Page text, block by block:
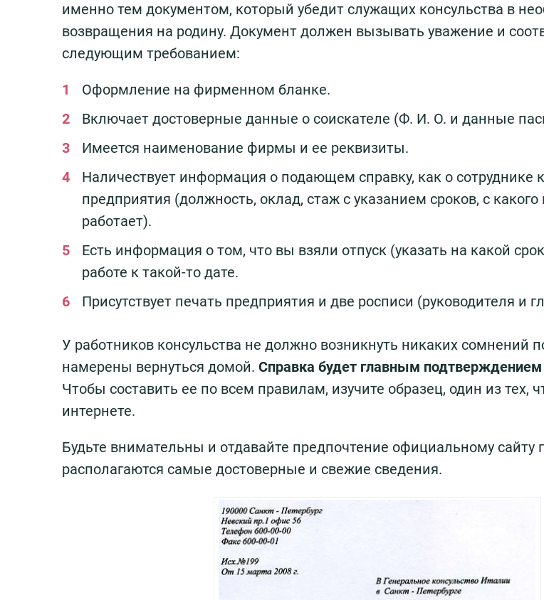
именно тем документом, который убедит служащих консульства в
возвращения на родину. Документ должен вызывать уважение и
следующим требованием:
Оформление на фирменном бланке.
Включает достоверные данные о соискателе (Ф. И. О. и данные
Имеется наименование фирмы и ее реквизиты.
Наличествует информация о подающем справку, как о сотруднике
предприятия (должность, оклад, стаж с указанием сроков, с
работает).
Есть информация о том, что вы взяли отпуск (указать на какой
работе к такой-то дате.
Присутствует печать предприятия и две росписи (руководителя и
У работников консульства не должно возникнуть никаких сомнений
намерены вернуться домой. Справка будет главным подтверждением
Чтобы составить ее по всем правилам, изучите образец, один из тех,
интернете.
Будьте внимательны и отдавайте предпочтение официальному сайту
располагаются самые достоверные и свежие сведения.